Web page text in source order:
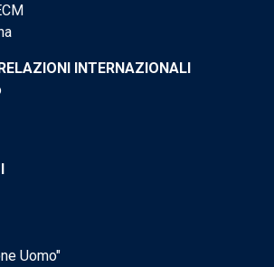
INTERNAZIONALI
Uomo"